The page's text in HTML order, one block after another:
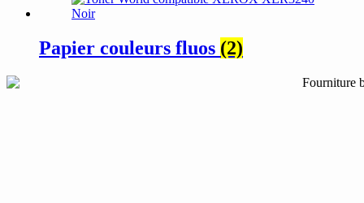
Papier couleurs fluos (2)